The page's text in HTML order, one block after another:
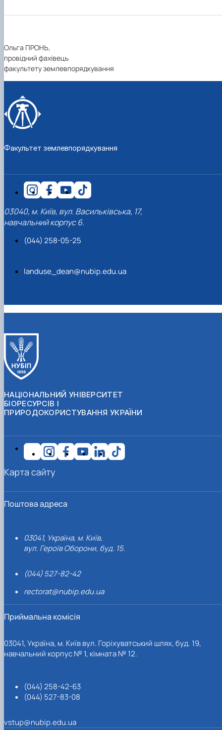
Ольга ПРОНЬ,
провідний фахівець
факультету землевпорядкування
Факультет землевпорядкування
03040, м. Київ, вул. Васильківська, 17,
навчальний корпус 6.
(044) 258-05-25
landuse_dean@nubip.edu.ua
НАЦІОНАЛЬНИЙ УНІВЕРСИТЕТ
БІОРЕСУРСІВ І
ПРИРОДОКОРИСТУВАННЯ УКРАЇНИ
Поштова адреса
03041, Україна, м. Київ,
вул. Героїв Оборони, буд. 15.
(044) 527-82-42
rectorat@nubip.edu.ua
Приймальна комісія
03041, Україна, м. Київ вул. Горіхуватський шлях, буд. 19,
навчальний корпус № 1, кімната № 12.
(044) 258-42-63
(044) 527-83-08
vstup@nubip.edu.ua
Карта сайту